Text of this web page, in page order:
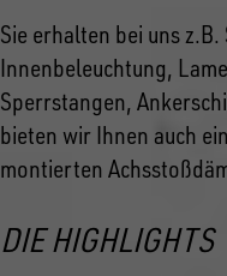
Sie erhalten bei uns
Innenbeleuchtung,
Sperrstangen,
bieten wir Ihnen auch
montierten
DIE HIGHLIGHTS